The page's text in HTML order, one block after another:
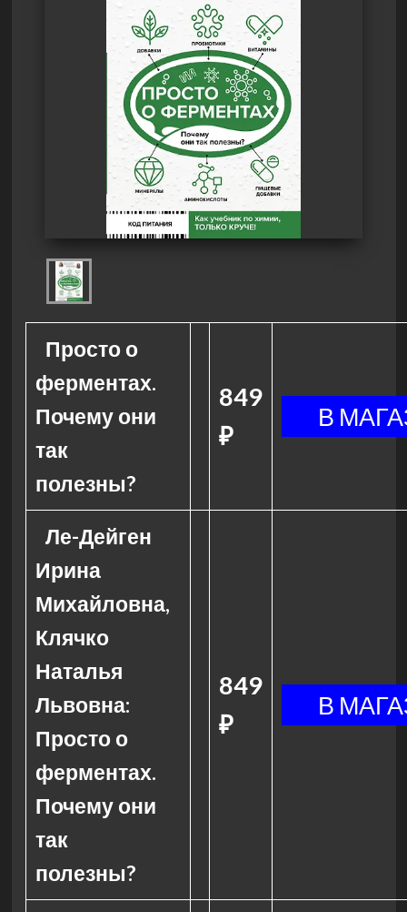
Просто о
ферментах.
Почему они
так
полезны?
849
₽
Ле-Дейген
Ирина
Михайловна,
Клячко
Наталья
Львовна:
Просто о
ферментах.
Почему они
так
полезны?
849
₽